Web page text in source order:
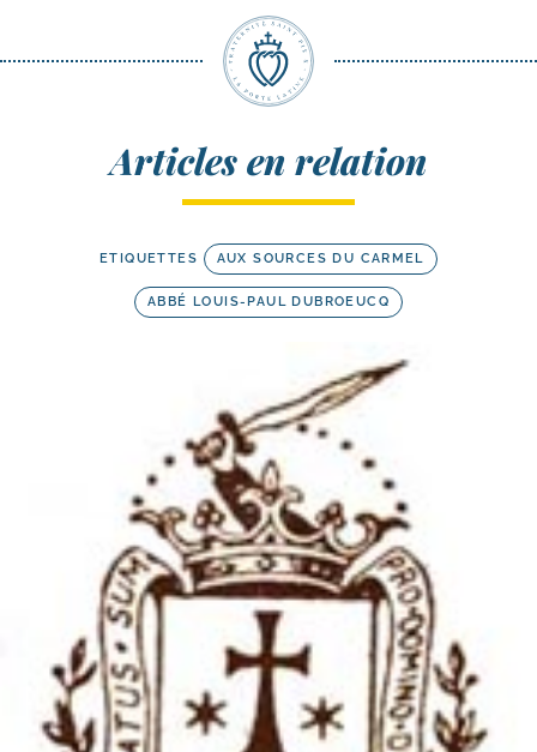
Articles en relation
ETIQUETTES AUX SOURCES DU CARMEL
ABBÉ LOUIS-PAUL DUBROEUCQ